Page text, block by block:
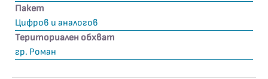
Пакет
Цифров и аналогов
Териториален обхват
гр. Роман